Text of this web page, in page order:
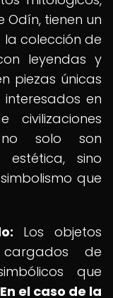
tienen un
colección de
leyendas y
piezas únicas
en
no solo son
sino
que
Los objetos
de
que
En el caso de la